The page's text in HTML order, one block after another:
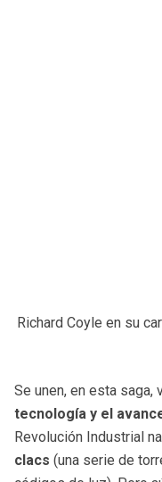
Richard Coyle en su
Se unen, en esta
tecnología y el
Revolución Industrial
clacs (una serie de